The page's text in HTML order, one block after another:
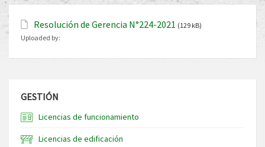
Resolución de Gerencia N°224-2021 (129 kB)
Uploaded by:
GESTIÓN
Licencias de funcionamiento
Licencias de edificación